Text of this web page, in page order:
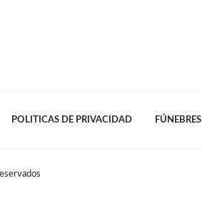
POLITICAS DE PRIVACIDAD FÚNEBRES